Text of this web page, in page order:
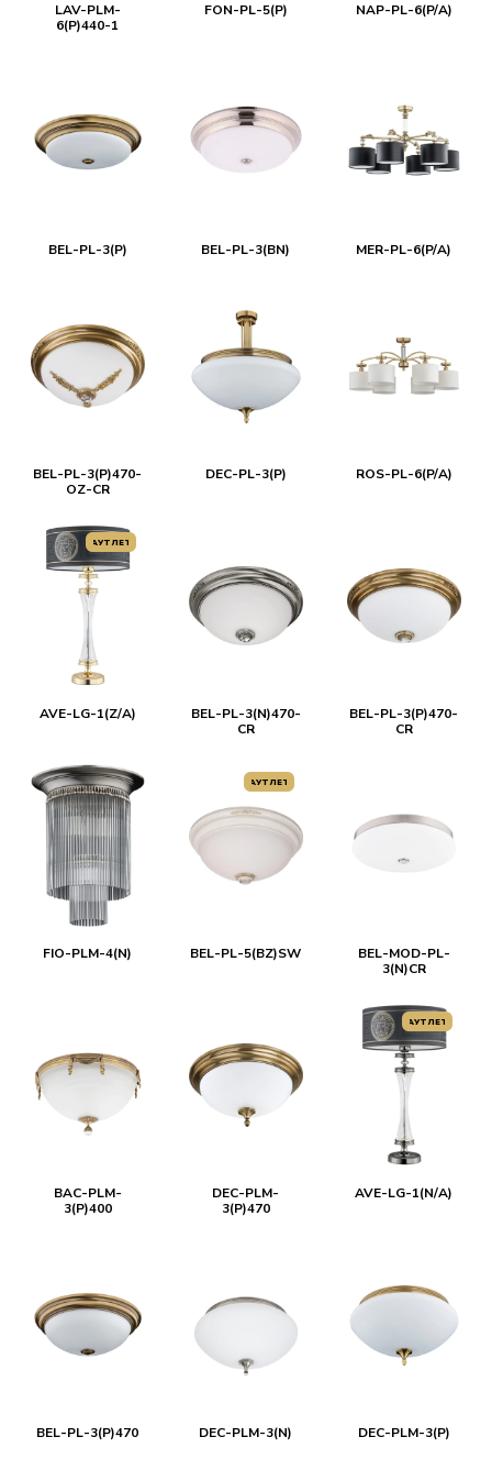
LAV-PLM-
6(P)440-1
FON-PL-5(P) NAP-PL-6(P/A)
BEL-PL-3(P) BEL-PL-3(BN) MER-PL-6(P/A)
BEL-PL-3(P)470-
OZ-CR
DEC-PL-3(P) ROS-PL-6(P/A)
АУТЛЕТ
AVE-LG-1(Z/A)
BEL-PL-3(N)470-
CR
BEL-PL-3(P)470-
CR
FIO-PLM-4(N)
АУТЛЕТ
BEL-PL-5(BZ)SW
BEL-MOD-PL-
3(N)CR
BAC-PLM-
3(P)400
DEC-PLM-
3(P)470
АУТЛЕТ
AVE-LG-1(N/A)
BEL-PL-3(P)470 DEC-PLM-3(N) DEC-PLM-3(P)